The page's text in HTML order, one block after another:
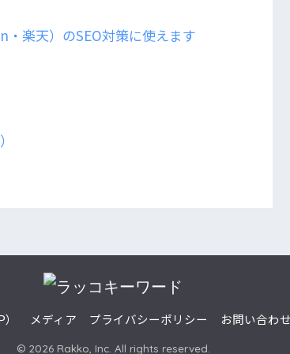
楽天）のSEO対策に使えます
メディア プライバシーポリシー お問い合わせ
© 2026 Rakko, Inc. All rights reserved.